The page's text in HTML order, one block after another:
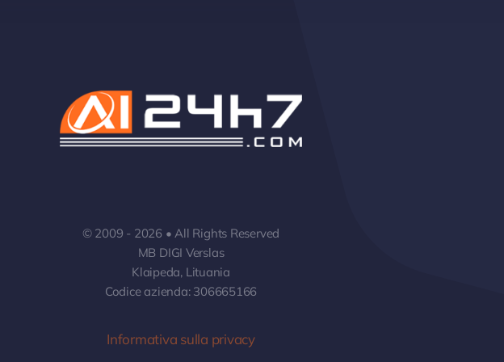
© 2009 - 2026 • All Rights Reserved
MB DIGI Verslas
Klaipeda, Lituania
Codice azienda: 306665166
Informativa sulla privacy